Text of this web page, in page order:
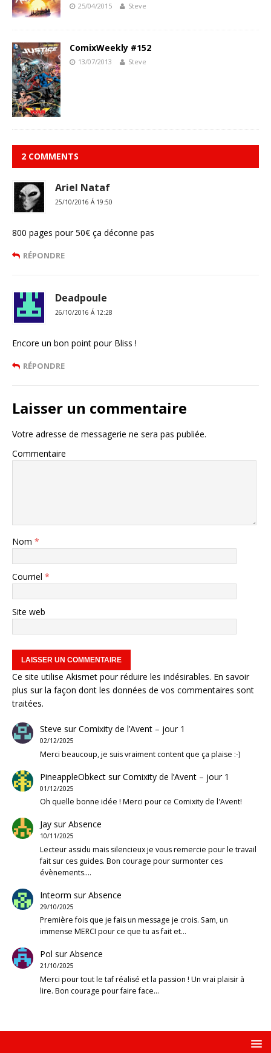
25/04/2015 Steve
ComixWeekly #152
13/07/2013 Steve
2 COMMENTS
Ariel Nataf
25/10/2016 Á 19:50
800 pages pour 50€ ça déconne pas
RÉPONDRE
Deadpoule
26/10/2016 Á 12:28
Encore un bon point pour Bliss !
RÉPONDRE
Laisser un commentaire
Votre adresse de messagerie ne sera pas publiée.
Commentaire
Nom *
Courriel *
Site web
Ce site utilise Akismet pour réduire les indésirables. En savoir
plus sur la façon dont les données de vos commentaires sont
traitées.
Steve surComixity de l’Avent – jour 1
02/12/2025
Merci beaucoup, je suis vraiment content que ça plaise :-)
PineappleObkectsurComixity de l’Avent – jour 1
01/12/2025
Oh quelle bonne idée ! Merci pour ce Comixity de l'Avent!
JaysurAbsence
10/11/2025
Lecteur assidu mais silencieux je vous remercie pour le travail
fait sur ces guides. Bon courage pour surmonter ces
évènements.…
Inteorm surAbsence
29/10/2025
Première fois que je fais un message je crois. Sam, un
immense MERCI pour ce que tu as fait et…
Pol surAbsence
21/10/2025
Merci pour tout le taf réalisé et la passion ! Un vrai plaisir à
lire. Bon courage pour faire face…